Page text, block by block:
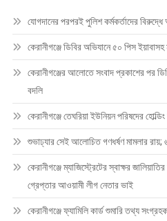
যোগদানের পরপরই পুলিশ কর্মকর্তাদের
কেরানীগঞ্জে ডিবির অভিযানে ৫০ পিস
কেরানীগঞ্জের আলোতে সংবাদ প্রকাশের পর
বদলি
কেরানীগঞ্জে তেঘরিয়া ইউনিয়ন পরিষদের
শুভাঢ্যার সেই আলোচিত গণধর্ষণ মামলার
কেরানীগঞ্জে ম্যাজিস্ট্রেটের স্বাক্ষর
গ্রেপ্তার আওয়ামী লীগ নেতার ভাই
কেরানীগঞ্জে ফ্যামিলি কার্ড শুমারি তথ্য